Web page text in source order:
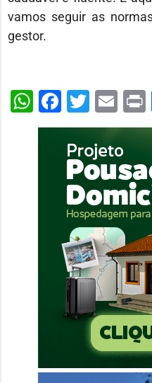
vamos seguir as
gestor.
WhatsApp